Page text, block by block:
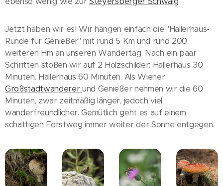
Jetzt haben wir es! Wir hängen einfach die "Hallerhaus-
Runde für Genießer" mit rund 5 Km und rund 200
weiteren Hm an unseren Wandertag. Nach ein paar
Schritten stoßen wir auf 2 Holzschilder: Hallerhaus 30
Minuten. Hallerhaus 60 Minuten. Als Wiener
Großstadtwandererund Genießer nehmen wir die 60
Minuten, zwar zeitmäßig länger, jedoch viel
wanderfreundlicher. Gemütlich geht es auf einem
schattigen Forstweg immer weiter der Sonne entgegen.